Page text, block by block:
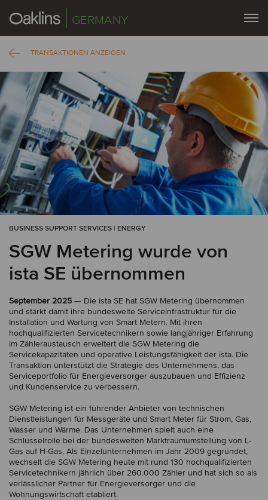
GERMANY
TRANSAKTIONEN ANZEIGEN
BUSINESS SUPPORT SERVICES | ENERGY
SGW Metering wurde von
ista SE übernommen
September 2025 — Die ista SE hat SGW Metering übernommen
und stärkt damit ihre bundesweite Serviceinfrastruktur für die
Installation und Wartung von Smart Metern. Mit ihren
hochqualifizierten Servicetechnikern sowie langjähriger Erfahrung
im Zähleraustausch erweitert die SGW Metering die
Servicekapazitäten und operative Leistungsfähigkeit der ista. Die
Transaktion unterstützt die Strategie des Unternehmens, das
Serviceportfolio für Energieversorger auszubauen und Effizienz
und Kundenservice zu verbessern.
SGW Metering ist ein führender Anbieter von technischen
Dienstleistungen für Messgeräte und Smart Meter für Strom, Gas,
Wasser und Wärme. Das Unternehmen spielt auch eine
Schlüsselrolle bei der bundesweiten Marktraumumstellung von L-
Gas auf H-Gas. Als Einzelunternehmen im Jahr 2009 gegründet,
wechselt die SGW Metering heute mit rund 130 hochqualifizierten
Servicetechnikern jährlich über 260.000 Zähler und hat sich so als
verlässlicher Partner für Energieversorger und die
Wohnungswirtschaft etabliert.